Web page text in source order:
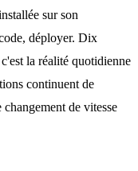
sur son
déployer. Dix
la réalité quotidienne
continuent de
de vitesse